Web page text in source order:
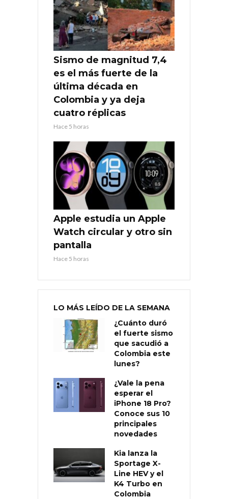
Sismo de magnitud 7,4
es el más fuerte de la
última década en
Colombia y ya deja
cuatro réplicas
Hace 5 horas
Apple estudia un Apple
Watch circular y otro sin
pantalla
Hace 5 horas
LO MÁS LEÍDO DE LA SEMANA
¿Cuánto duró
el fuerte sismo
que sacudió a
Colombia este
lunes?
¿Vale la pena
esperar el
iPhone 18 Pro?
Conoce sus 10
principales
novedades
Kia lanza la
Sportage X-
Line HEV y el
K4 Turbo en
Colombia